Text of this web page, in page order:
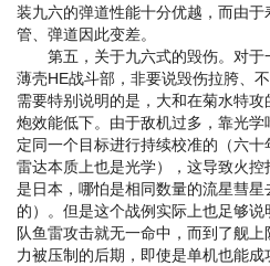
装九六的弹道性能十分优越，而由
管、弹道因此变差。
第五，关于九六式的毁伤。对于
薄壳HE战斗部，非要说毁伤拉胯、
需要特别说明的是，大和在菊水特
炮效能低下。由于敌机过多，靠光
定同一个目标进行持续校准的（六
雷达本质上也是光学），这导致火
是日本，哪怕是相同数量的流星彗
的）。但是这个战例实际上也足够
队鱼雷攻击就无一命中，而到了舰
力被压制的后期，即使是单机也能